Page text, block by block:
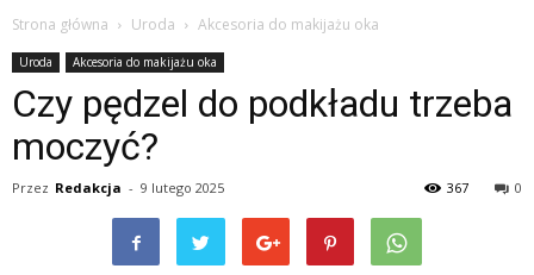
Strona główna Uroda Akcesoria do makijażu oka
Uroda Akcesoria do makijażu oka
Czy pędzel do podkładu trzeba
moczyć?
Przez Redakcja - 9 lutego 2025 0
367